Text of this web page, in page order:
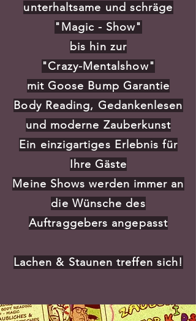
unterhaltsame und schräge
"Magic - Show"
bis hin zur
"Crazy-Mentalshow"
mit Goose Bump Garantie
Body Reading, Gedankenlesen
und moderne Zauberkunst
Ein einzigartiges Erlebnis für
Ihre Gäste
Meine Shows werden immer an
die Wünsche des
Auftraggebers angepasst
Lachen & Staunen treffen sich!